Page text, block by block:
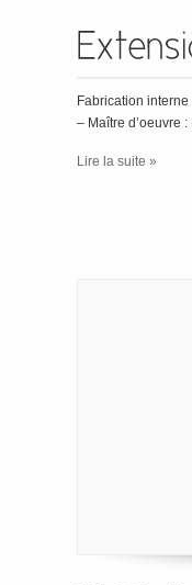
Fabrication
– Maître d’oeuvre
Lire la suite »